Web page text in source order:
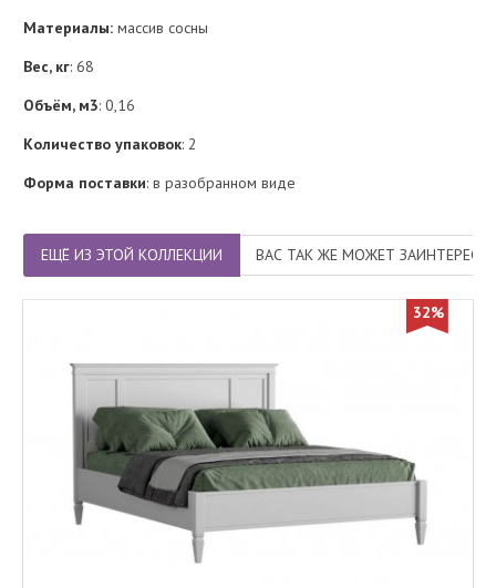
Материалы: массив сосны
Вес, кг: 68
Объём, м3: 0,16
Количество упаковок: 2
Форма поставки: в разобранном виде
ЕЩЁ ИЗ ЭТОЙ КОЛЛЕКЦИИ ВАС ТАК ЖЕ МОЖЕТ
32%